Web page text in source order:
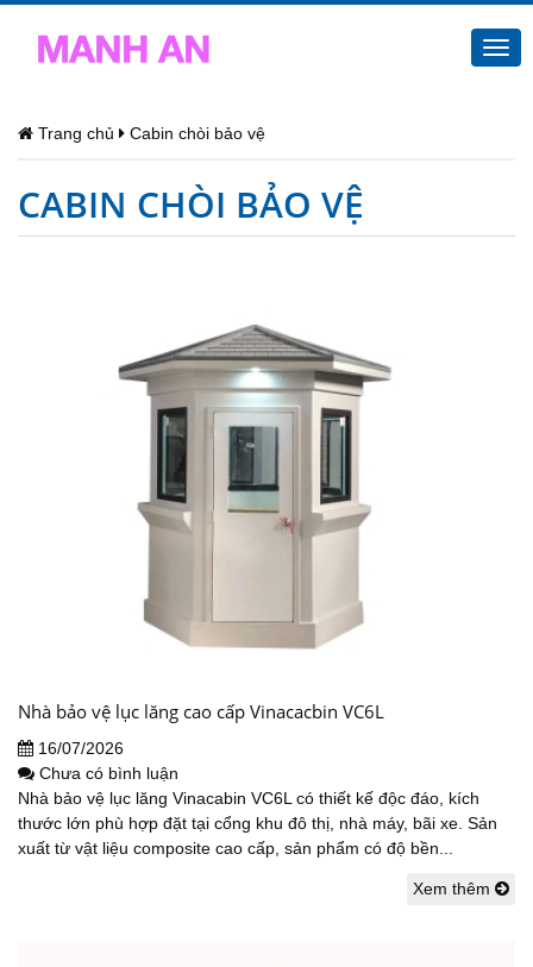
Trang chủ Cabin chòi bảo vệ
CABIN CHÒI BẢO VỆ
Nhà bảo vệ lục lăng cao cấp Vinacacbin VC6L
16/07/2026
Chưa có bình luận
Nhà bảo vệ lục lăng Vinacabin VC6L có thiết kế độc đáo, kích
thước lớn phù hợp đặt tại cổng khu đô thị, nhà máy, bãi xe. Sản
xuất từ vật liệu composite cao cấp, sản phẩm có độ bền...
Xem thêm